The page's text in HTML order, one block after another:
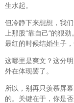
生水起。
但冷静下来想想，我
上那股“靠自己”的狠
最红的时候结婚生子
这哪里是爽文？这分
外在体现罢了。
所以，别再只羡慕屏
的。关键在于，你是否